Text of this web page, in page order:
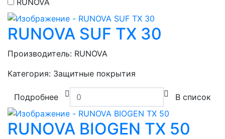
RUNOVA SUF TX 30
Производитель: RUNOVA
Категория: Защитные покрытия
Подробнее В список
RUNOVA BIOGEN TX 50